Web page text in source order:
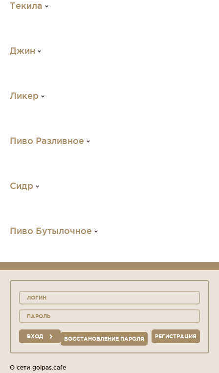
Текила
Джин
Ликер
Пиво Разливное
Сидр
Пиво Бутылочное
ВХОД РЕГИСТРАЦИЯ
ВОССТАНОВЛЕНИЕ ПАРОЛЯ
О сети golpas.cafe